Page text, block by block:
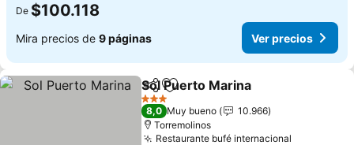
De $100.118
Mira precios de 9 páginas Ver precios
CompartirAgregar a favoritos
Sol Puerto Marina
3 Estrellas
8,0 Muy bueno
10.966
Torremolinos
Restaurante bufé internacional